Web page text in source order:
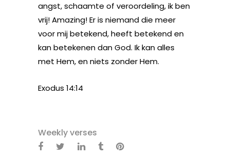
angst, schaamte of veroordeling, ik ben
vrij! Amazing! Er is niemand die meer
voor mij betekend, heeft betekend en
kan betekenen dan God. Ik kan alles
met Hem, en niets zonder Hem.
Exodus 14:14
Weekly verses